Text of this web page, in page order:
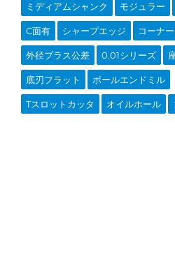
ミディアムシャンク モジュラー
C面有 シャープエッジ コーナ
外径プラス公差 0.01シリーズ
底刃フラット ボールエンドミル
Tスロットカッタ オイルホール